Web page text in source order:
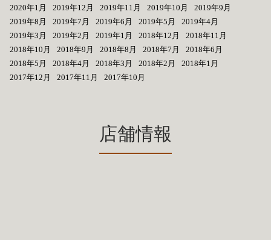
2020年1月
2019年12月 2019年11月 2019年10月
2019年9月
2019年8月
2019年7月 2019年6月 2019年5月
2019年4月
2019年3月
2019年2月 2019年1月 2018年12月
2018年11月
2018年10月
2018年9月 2018年8月 2018年7月
2018年6月
2018年5月
2018年4月 2018年3月 2018年2月
2018年1月
2017年12月
2017年11月 2017年10月
店舗情報